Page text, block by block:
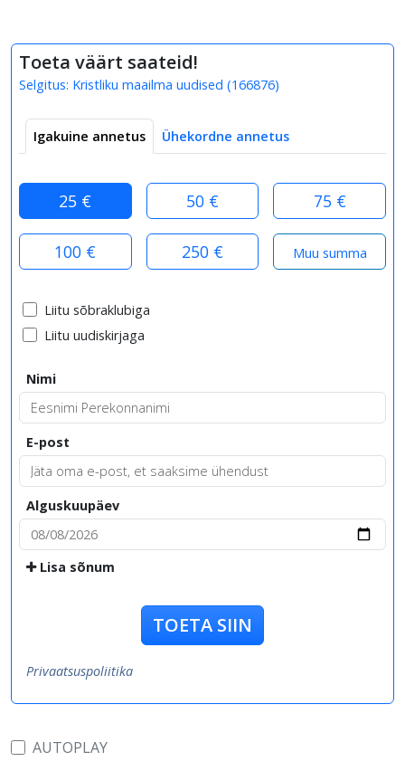
Toeta väärt saateid!
Selgitus: Kristliku maailma uudised (166876)
Igakuine annetus Ühekordne annetus
25 € 50 € 75 €
100 € 250 €
Liitu sõbraklubiga
Liitu uudiskirjaga
Nimi
E-post
Alguskuupäev
Lisa sõnum
TOETA SIIN
Privaatsuspoliitika
AUTOPLAY